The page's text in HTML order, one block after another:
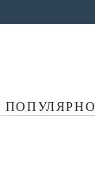
ПОПУЛЯРНО